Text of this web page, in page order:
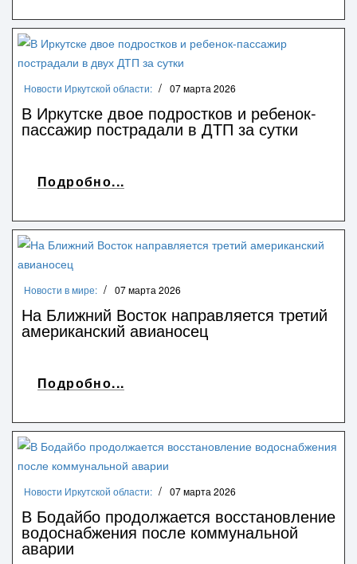
Новости Иркутской области: 07 марта 2026
В Иркутске двое подростков и ребенок-
пассажир пострадали в ДТП за сутки
Подробно...
Новости в мире: 07 марта 2026
На Ближний Восток направляется третий
американский авианосец
Подробно...
Новости Иркутской области: 07 марта 2026
В Бодайбо продолжается восстановление
водоснабжения после коммунальной
аварии